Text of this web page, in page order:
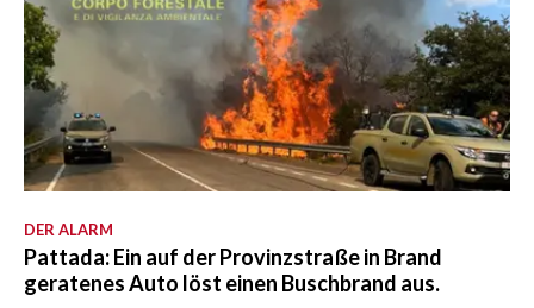
DER ALARM
Pattada: Ein auf der Provinzstraße in Brand
geratenes Auto löst einen Buschbrand aus.